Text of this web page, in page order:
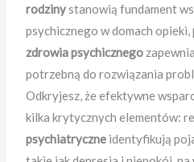
rodzinystanowią fundament
psychicznego w domach opieki,
zdrowia psychicznego
potrzebną do rozwiązania
Odkryjesz, że efektywne
kilka krytycznych elementów:
psychiatryczne identyfikują